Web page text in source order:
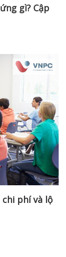
gì? Cập
chi phí và lộ